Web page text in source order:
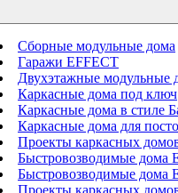
Сборные модульные дома
Гаражи EFFECT
Двухэтажные модульные
Каркасные дома под ключ
Каркасные дома в стиле
Каркасные дома для
Проекты каркасных
Быстровозводимые дома
Быстровозводимые дома
Проекты каркасных